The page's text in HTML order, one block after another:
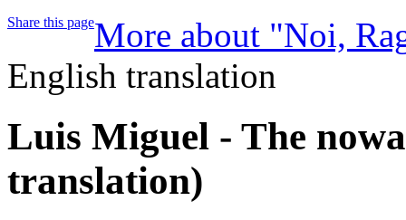
Share this pageMore about "Noi,
English translation
Luis Miguel - The
translation)